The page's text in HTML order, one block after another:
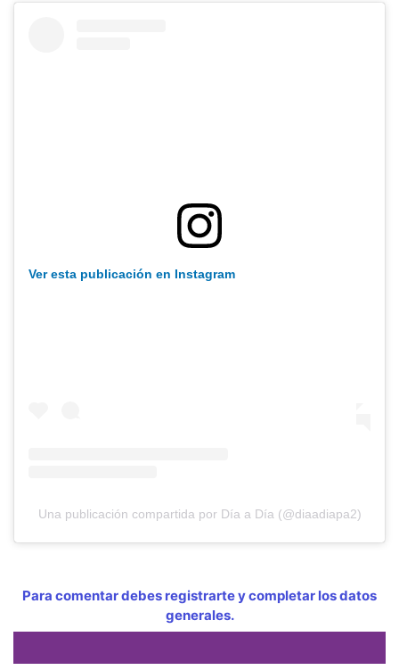
Ver esta publicación en Instagram
Una publicación compartida por Día a Día (@diaadiapa2)
Para comentar debes registrarte y completar los datos
generales.